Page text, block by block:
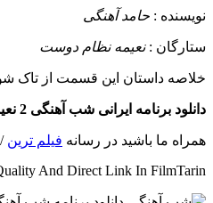
نويسنده : حامد آهنگی
ستارگان :نعیمه نظام دوست
خلاصه داستان این قسمت از تاک
دانلود برنامه ایرانی شب آهنگی 2 نعیمه نظام دوست
همراه ما باشید در رسانه فیلم ترین /
And Direct Link In FilmTarin